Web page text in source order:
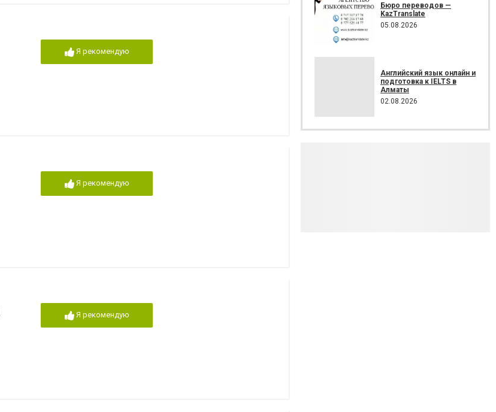
Я рекомендую
Я рекомендую
Я рекомендую
Бюро переводов —
KazTranslate
05.08.2026
Английский язык онлайн и
подготовка к IELTS в
Алматы
02.08.2026